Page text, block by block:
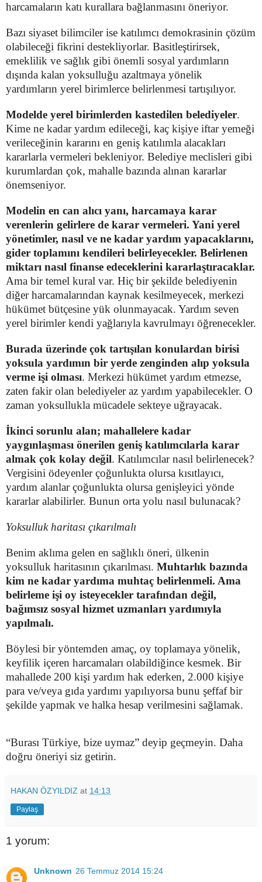
harcamaların katı kurallara bağlanmasını öneriyor.
Bazı siyaset bilimciler ise katılımcı demokrasinin çözüm
olabileceği fikrini destekliyorlar. Basitleştirirsek,
emeklilik ve sağlık gibi önemli sosyal yardımların
dışında kalan yoksulluğu azaltmaya yönelik
yardımların yerel birimlerce belirlenmesi tartışılıyor.
Modelde yerel birimlerden kastedilen belediyeler.
Kime ne kadar yardım edileceği, kaç kişiye iftar yemeği
verileceğinin kararını en geniş katılımla alacakları
kararlarla vermeleri bekleniyor. Belediye meclisleri gibi
kurumlardan çok, mahalle bazında alınan kararlar
önemseniyor.
Modelin en can alıcı yanı, harcamaya karar
verenlerin gelirlere de karar vermeleri. Yani yerel
yönetimler, nasıl ve ne kadar yardım yapacaklarını,
gider toplamını kendileri belirleyecekler. Belirlenen
miktarı nasıl finanse edeceklerini kararlaştıracaklar.
Ama bir temel kural var. Hiç bir şekilde belediyenin
diğer harcamalarından kaynak kesilmeyecek, merkezi
hükümet bütçesine yük olunmayacak. Yardım seven
yerel birimler kendi yağlarıyla kavrulmayı öğrenecekler.
Burada üzerinde çok tartışılan konulardan birisi
yoksula yardımın bir yerde zenginden alıp yoksula
verme işi olması. Merkezi hükümet yardım etmezse,
zaten fakir olan belediyeler az yardım yapabilecekler. O
zaman yoksullukla mücadele sekteye uğrayacak.
İkinci sorunlu alan; mahallelere kadar
yaygınlaşması önerilen geniş katılımcılarla karar
almak çok kolay değil. Katılımcılar nasıl belirlenecek?
Vergisini ödeyenler çoğunlukta olursa kısıtlayıcı,
yardım alanlar çoğunlukta olursa genişleyici yönde
kararlar alabilirler. Bunun orta yolu nasıl bulunacak?
Yoksulluk haritası çıkarılmalı
Benim aklıma gelen en sağlıklı öneri, ülkenin
yoksulluk haritasının çıkarılması. Muhtarlık bazında
kim ne kadar yardıma muhtaç belirlenmeli. Ama
belirleme işi oy isteyecekler tarafından değil,
bağımsız sosyal hizmet uzmanları yardımıyla
yapılmalı.
Böylesi bir yöntemden amaç, oy toplamaya yönelik,
keyfilik içeren harcamaları olabildiğince kesmek. Bir
mahallede 200 kişi yardım hak ederken, 2.000 kişiye
para ve/veya gıda yardımı yapılıyorsa bunu şeffaf bir
şekilde yapmak ve halka hesap verilmesini sağlamak.
“Burası Türkiye, bize uymaz” deyip geçmeyin. Daha
doğru öneriyi siz getirin.
HAKAN ÖZYILDIZ at 14:13
Paylaş
1 yorum:
Unknown 26 Temmuz 2014 15:24